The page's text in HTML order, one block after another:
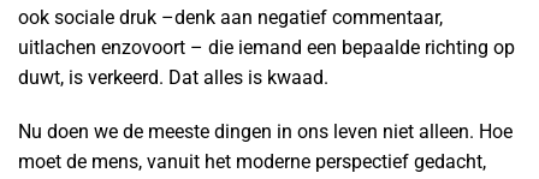
ook sociale druk –denk aan negatief commentaar,
uitlachen enzovoort – die iemand een bepaalde richting op
duwt, is verkeerd. Dat alles is kwaad.
Nu doen we de meeste dingen in ons leven niet alleen. Hoe
moet de mens, vanuit het moderne perspectief gedacht,